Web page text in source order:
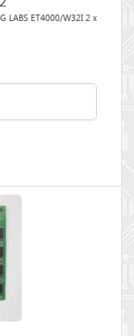
LABS ET4000/W32I 2 x